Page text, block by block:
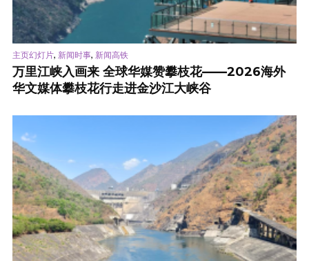
主页幻灯片, 新闻时事, 新闻高铁
万里江峡入画来 全球华媒赞攀枝花——2026海外
华文媒体攀枝花行走进金沙江大峡谷